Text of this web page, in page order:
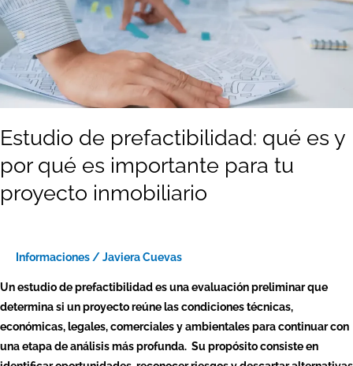
Estudio de prefactibilidad: qué es y
por qué es importante para tu
proyecto inmobiliario
Informaciones /Javiera Cuevas
Un estudio de prefactibilidad es una evaluación preliminar que
determina si un proyecto reúne las condiciones técnicas,
económicas, legales, comerciales y ambientales para continuar con
una etapa de análisis más profunda. Su propósito consiste en
es
importante
para
tu
proyecto
inmobiliario